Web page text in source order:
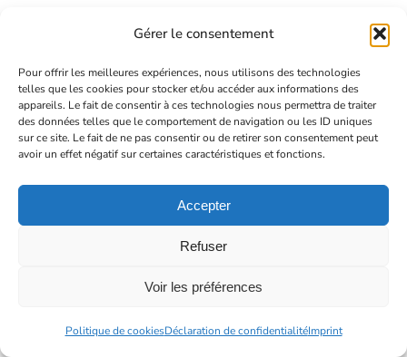
Gérer le consentement
Pour offrir les meilleures expériences, nous utilisons des technologies
telles que les cookies pour stocker et/ou accéder aux informations des
appareils. Le fait de consentir à ces technologies nous permettra de traiter
des données telles que le comportement de navigation ou les ID uniques
sur ce site. Le fait de ne pas consentir ou de retirer son consentement peut
avoir un effet négatif sur certaines caractéristiques et fonctions.
Accepter
Refuser
Voir les préférences
Politique de cookiesDéclaration de confidentialitéImprint